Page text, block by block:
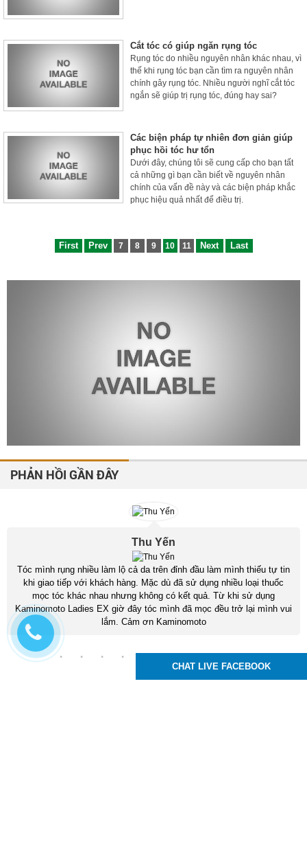
Cắt tóc có giúp ngăn rụng tóc
Rụng tóc do nhiều nguyên nhân khác nhau, vì
thế khi rụng tóc bạn cần tìm ra nguyên nhân
chính gây rụng tóc. Nhiều người nghĩ cắt tóc
ngắn sẽ giúp trị rụng tóc, đúng hay sai?
Các biện pháp tự nhiên đơn giản giúp
phục hồi tóc hư tổn
Dưới đây, chúng tôi sẽ cung cấp cho bạn tất
cả những gì bạn cần biết về nguyên nhân
chính của vấn đề này và các biện pháp khắc
phục hiệu quả nhất để điều trị.
First Prev 7 8 9 10 11 Next Last
PHẢN HỒI GẦN ĐÂY
Thu Yến
Tóc mình rụng nhiều làm lộ cả da trên đỉnh đầu làm mình thiếu tự tin
khi giao tiếp với khách hàng. Mặc dù đã sử dụng nhiều loại thuốc
mọc tóc khác nhau nhưng không có kết quả. Từ khi sử dụng
Kaminomoto Ladies EX giờ đây tóc mình đã mọc đều trở lại mình vui
lắm. Cảm ơn Kaminomoto
CHAT LIVE FACEBOOK